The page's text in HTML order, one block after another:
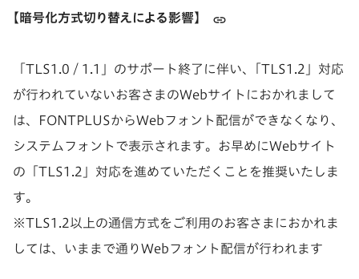
【暗号化方式切り替えによる影響】
「TLS1.0 / 1.1」のサポート終了に伴い、「TLS1.2」対応
が行われていないお客さまのWebサイトにおかれまして
は、FONTPLUSからWebフォント配信ができなくなり、
システムフォントで表示されます。お早めにWebサイト
の「TLS1.2」対応を進めていただくことを推奨いたしま
す。
※TLS1.2以上の通信方式をご利用のお客さまにおかれま
しては、いままで通りWebフォント配信が行われます